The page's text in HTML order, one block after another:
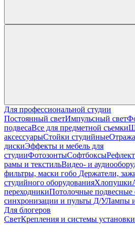
Для профессиональной студии
Постоянный светИмпульсный свет
подвесаВсе для предметной съемки
аксессуарыСтойки студийные
дискиЭффекты и мебель для
студииФотозонтыСофтбоксы
рамы и текстильВидео- и
фильтры, маски гобо Держатели,
студийного оборудованияХлопушки
переходникиПотолочные подвесные
синхронизации и пульты Д/УЛампы и
Для блогеров
СветКрепления и системы установки